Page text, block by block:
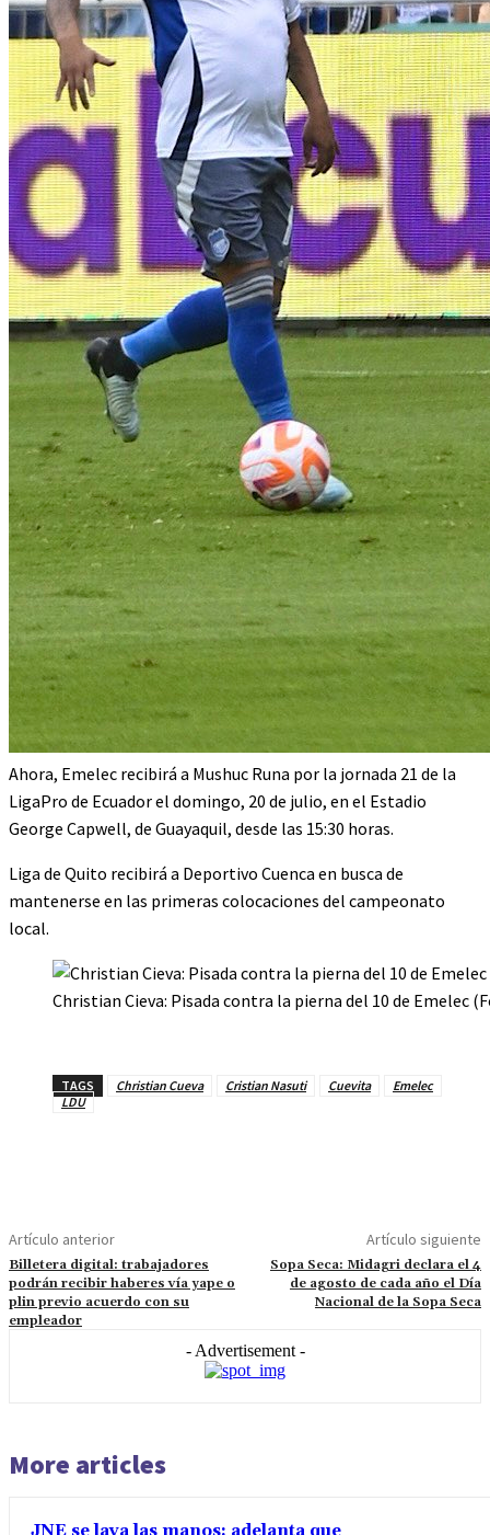
Ahora, Emelec recibirá a Mushuc Runa por la jornada 21 de la
LigaPro de Ecuador el domingo, 20 de julio, en el Estadio
George Capwell, de Guayaquil, desde las 15:30 horas.
Liga de Quito recibirá a Deportivo Cuenca en busca de
mantenerse en las primeras colocaciones del campeonato
local.
Christian Cieva: Pisada contra la pierna del 10 de Emelec
TAGS Christian Cueva Cristian Nasuti Cuevita
Emelec
LDU
Artículo anterior
Billetera digital: trabajadores
podrán recibir haberes vía yape o
plin previo acuerdo con su
empleador
Artículo siguiente
Sopa Seca: Midagri declara el 4
de agosto de cada año el Día
Nacional de la Sopa Seca
- Advertisement -
More articles